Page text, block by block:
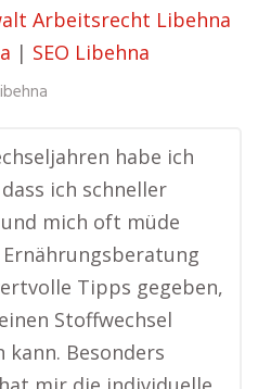
Arbeitsrecht Libehna
| SEO Libehna
habe ich
ich schneller
mich oft müde
Tipps gegeben,
Stoffwechsel
kann. Besonders